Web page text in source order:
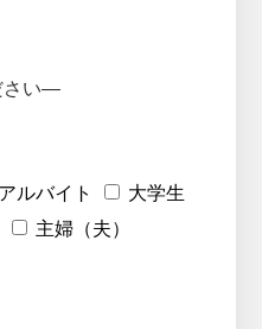
アルバイト
大学生
主婦（夫）